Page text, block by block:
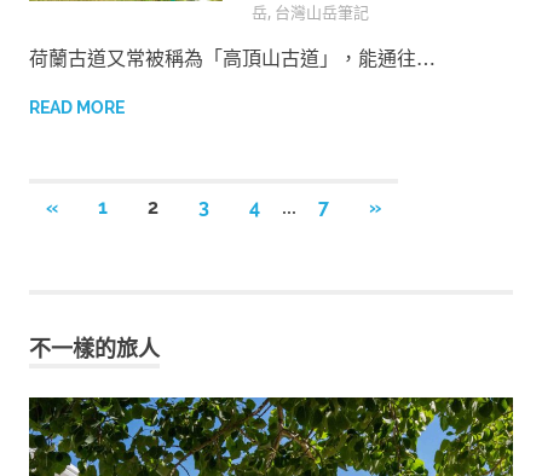
岳, 台灣山岳筆記
荷蘭古道又常被稱為「高頂山古道」，能通往…
READ MORE
覽
« PREVIOUS
1 2 3 4 ... 7
NEXT
»
不一樣的旅人